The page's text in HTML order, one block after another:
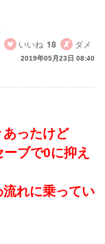
いいね 18 ダメ
2019年05月23日 08:40
ったけど
ブで0に抑え
れに乗ってい